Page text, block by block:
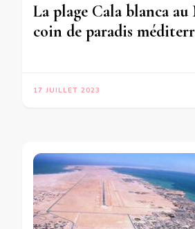
La plage Cala blanca
coin de paradis
17 JUILLET 2023